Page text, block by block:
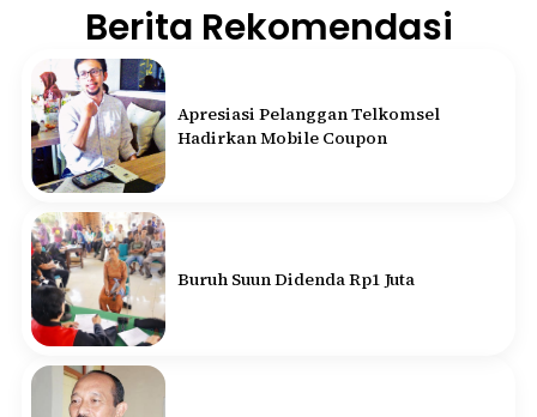
Berita Rekomendasi
Apresiasi Pelanggan Telkomsel
Hadirkan Mobile Coupon
Buruh Suun Didenda Rp1 Juta